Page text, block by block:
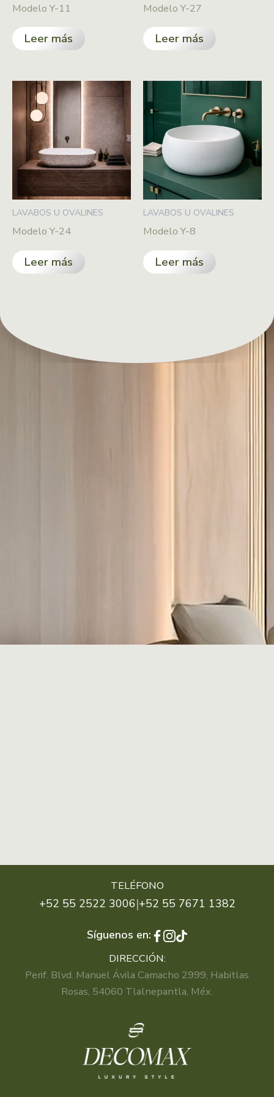
Modelo Y-11
Leer más
Modelo Y-27
Leer más
LAVABOS U OVALINES
Modelo Y-24
Leer más
LAVABOS U OVALINES
Modelo Y-8
Leer más
TELÉFONO
+52 55 2522 3006|+52 55 7671 1382
Síguenos en:
DIRECCIÓN:
Perif. Blvd. Manuel Ávila Camacho 2999, Habitlas
Rosas, 54060 Tlalnepantla, Méx.